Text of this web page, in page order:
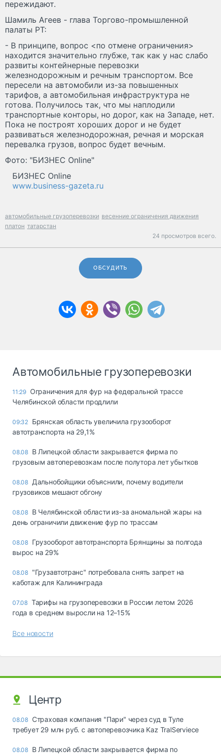
пережидают.
Шамиль Агеев - глава Торгово-промышленной
палаты РТ:
- В принципе, вопрос <по отмене ограничения>
находится значительно глубже, так как у нас слабо
развиты контейнерные перевозки
железнодорожным и речным транспортом. Все
пересели на автомобили из-за повышенных
тарифов, а автомобильная инфраструктура не
готова. Получилось так, что мы наплодили
транспортные конторы, но дорог, как на Западе, нет.
Пока не построят хороших дорог и не будет
развиваться железнодорожная, речная и морская
перевалка грузов, вопрос будет вечным.
Фото: "БИЗНЕС Online"
БИЗНЕС Online
www.business-gazeta.ru
автомобильные грузоперевозки весенние ограничения движения
платон татарстан
24 просмотров всего.
ОБСУДИТЬ
Автомобильные грузоперевозки
11:29 Ограничения для фур на федеральной трассе
Челябинской области продлили
09:32 Брянская область увеличила грузооборот
автотранспорта на 29,1%
08.08 В Липецкой области закрывается фирма по
грузовым автоперевозкам после полутора лет убытков
08.08 Дальнобойщики объяснили, почему водители
грузовиков мешают обгону
08.08 В Челябинской области из-за аномальной жары на
день ограничили движение фур по трассам
08.08 Грузооборот автотранспорта Брянщины за полгода
вырос на 29%
08.08 "Грузавтотранс" потребовала снять запрет на
каботаж для Калининграда
07.08 Тарифы на грузоперевозки в России летом 2026
года в среднем выросли на 12–15%
Все новости
Центр
08.08 Страховая компания "Пари" через суд в Туле
требует 29 млн руб. с автоперевозчика Kaz TralServiece
08.08 В Липецкой области закрывается фирма по